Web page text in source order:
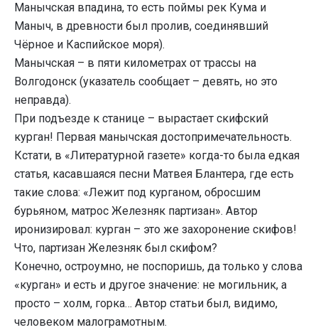
Манычская впадина, то есть поймы рек Кума и
Маныч, в древности был пролив, соединявший
Чёрное и Каспийское моря).
Манычская – в пяти километрах от трассы на
Волгодонск (указатель сообщает – девять, но это
неправда).
При подъезде к станице – вырастает скифский
курган! Первая манычская достопримечательность.
Кстати, в «Литературной газете» когда-то была едкая
статья, касавшаяся песни Матвея Блантера, где есть
такие слова: «Лежит под курганом, обросшим
бурьяном, матрос Железняк партизан». Автор
иронизировал: курган – это же захоронение скифов!
Что, партизан Железняк был скифом?
Конечно, остроумно, не поспоришь, да только у слова
«курган» и есть и другое значение: не могильник, а
просто – холм, горка… Автор статьи был, видимо,
человеком малограмотным.